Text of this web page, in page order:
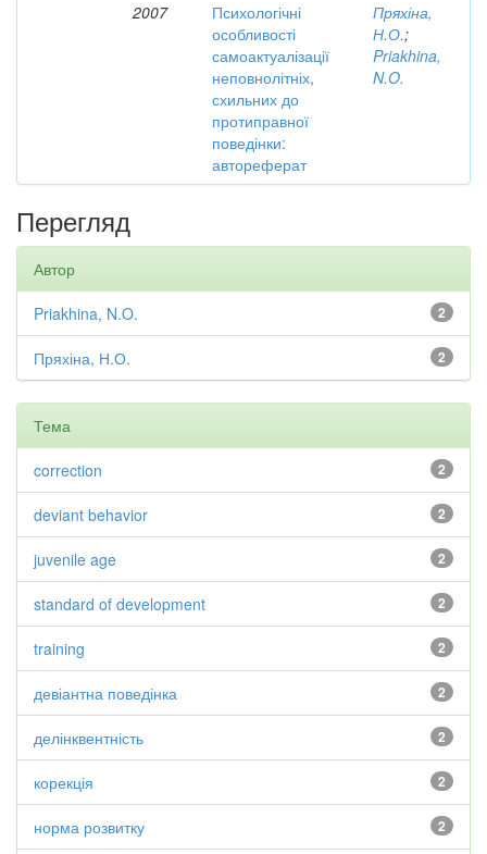
2007
Психологічні
особливості
самоактуалізації
неповнолітніх,
схильних до
протиправної
поведінки:
автореферат
Пряхіна,
Н.О.;
Priakhina,
N.O.
Перегляд
Автор
2
Priakhina, N.O.
2
Пряхіна, Н.О.
Тема
2
correction
2
deviant behavior
2
juvenile age
2
standard of development
2
training
2
девіантна поведінка
2
делінквентність
2
корекція
2
норма розвитку